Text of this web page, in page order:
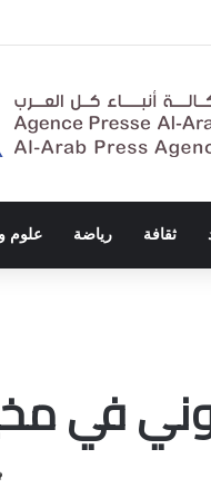
العنصري
ثقافة رياضة علوم
في